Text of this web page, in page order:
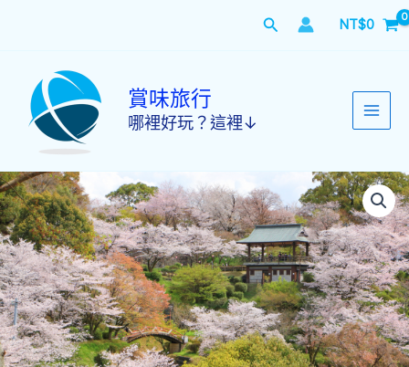
搜
NT$0
賞味旅行
哪裡好玩？這裡↓